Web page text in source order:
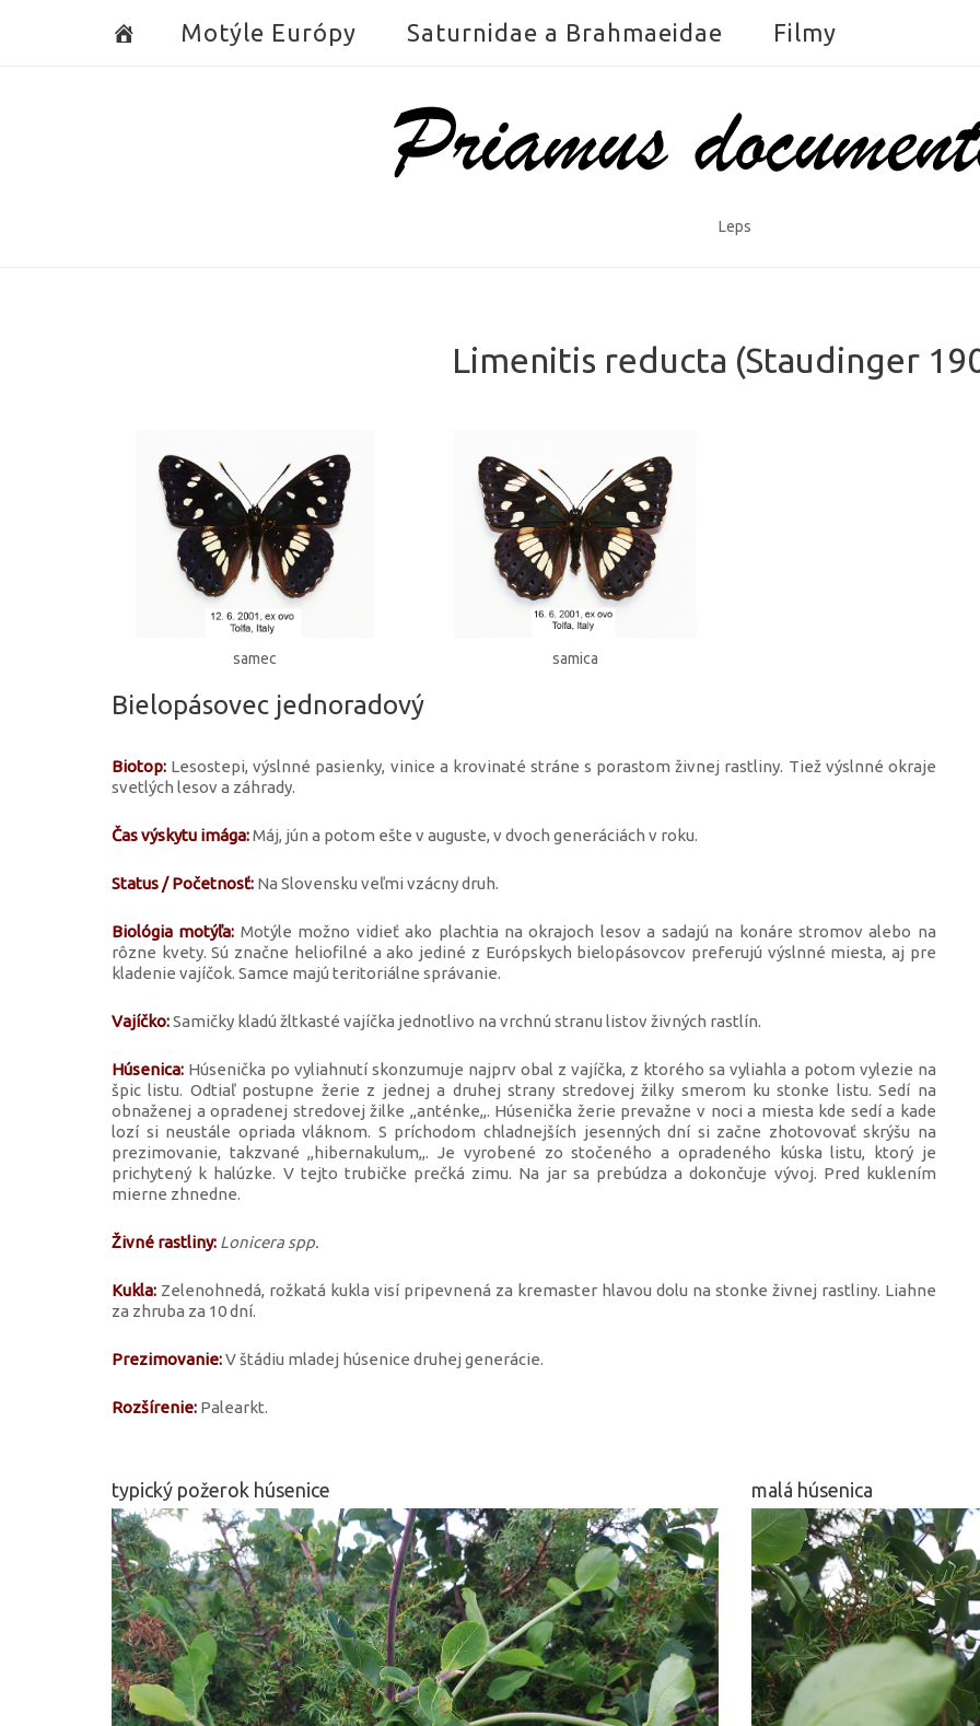
Motýle Európy Saturnidae a Brahmaeidae Filmy
Home
Leps
Limenitis reducta (Staudinger
samec samica
Bielopásovec jednoradový
Biotop: Lesostepi, výslnné pasienky, vinice a krovinaté stráne s porastom živnej rastliny. Tiež výslnné okraje
svetlých lesov a záhrady.
Čas výskytu imága:Máj, jún a potom ešte v auguste, v dvoch generáciách v roku.
Status / Početnosť: Na Slovensku veľmi vzácny druh.
Biológia motýľa: Motýle možno vidieť ako plachtia na okrajoch lesov a sadajú na konáre stromov alebo na
rôzne kvety. Sú značne heliofilné a ako jediné z Európskych bielopásovcov preferujú výslnné miesta, aj pre
kladenie vajíčok. Samce majú teritoriálne správanie.
Vajíčko:Samičky kladú žltkasté vajíčka jednotlivo na vrchnú stranu listov živných rastlín.
Húsenica: Húsenička po vyliahnutí skonzumuje najprv obal z vajíčka, z ktorého sa vyliahla a potom vylezie na
špic listu. Odtiaľ postupne žerie z jednej a druhej strany stredovej žilky smerom ku stonke listu. Sedí na
obnaženej a opradenej stredovej žilke ,,anténke,,. Húsenička žerie prevažne v noci a miesta kde sedí a kade
lozí si neustále opriada vláknom. S príchodom chladnejších jesenných dní si začne zhotovovať skrýšu na
prezimovanie, takzvané ,,hibernakulum,,. Je vyrobené zo stočeného a opradeného kúska listu, ktorý je
prichytený k halúzke. V tejto trubičke prečká zimu. Na jar sa prebúdza a dokončuje vývoj. Pred kuklením
mierne zhnedne.
Živné rastliny: Lonicera spp.
Kukla: Zelenohnedá, rožkatá kukla visí pripevnená za kremaster hlavou dolu na stonke živnej rastliny. Liahne
za zhruba za 10 dní.
Prezimovanie:V štádiu mladej húsenice druhej generácie.
Rozšírenie: Palearkt.
typický požerok húsenice malá húsenica